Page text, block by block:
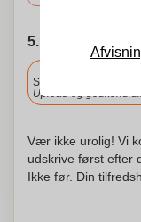
5. Vælg
Standard levering
Upload og godkend
Vær ikke urolig! Vi
udskrive først efter
Ikke før. Din